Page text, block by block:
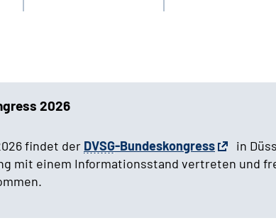
2026
findet der DVSG-Bundeskongress
in
mit einem Informationsstand vertreten und